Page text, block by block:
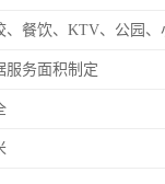
服务面积制定